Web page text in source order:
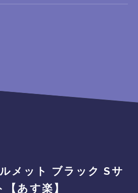
メット ブラック Sサ
あす楽】